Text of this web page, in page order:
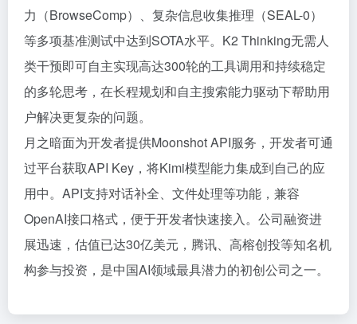
力（BrowseComp）、复杂信息收集推理（SEAL-0）
等多项基准测试中达到SOTA水平。K2 Thinking无需人
类干预即可自主实现高达300轮的工具调用和持续稳定
的多轮思考，在长程规划和自主搜索能力驱动下帮助用
户解决更复杂的问题。
月之暗面为开发者提供Moonshot API服务，开发者可通
过平台获取API Key，将Kimi模型能力集成到自己的应
用中。API支持对话补全、文件处理等功能，兼容
OpenAI接口格式，便于开发者快速接入。公司融资进
展迅速，估值已达30亿美元，腾讯、高榕创投等知名机
构参与投资，是中国AI领域最具潜力的初创公司之一。